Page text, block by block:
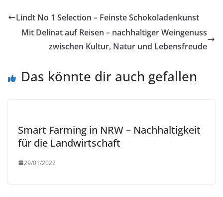
Lindt No 1 Selection – Feinste Schokoladenkunst
Mit Delinat auf Reisen – nachhaltiger Weingenuss
zwischen Kultur, Natur und Lebensfreude
Das könnte dir auch gefallen
Smart Farming in NRW – Nachhaltigkeit
für die Landwirtschaft
29/01/2022